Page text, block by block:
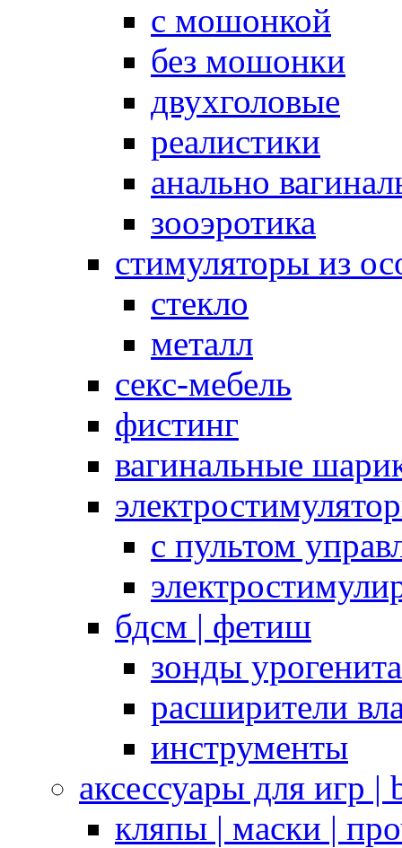
с мошонкой
без мошонки
двухголовые
реалистики
анально
зооэротика
стимуляторы из
стекло
металл
секс-мебель
фистинг
вагинальные
с пультом
бдсм | фетиш
зонды
расширители
инструменты
аксессуары для игр |
кляпы | маски |